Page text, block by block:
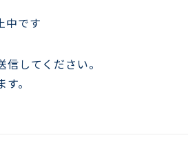
中です
してください。
。